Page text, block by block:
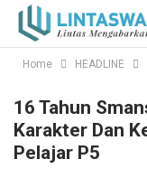
Home HEADLINE
16 Tahun
Karakter Dan
Pelajar P5